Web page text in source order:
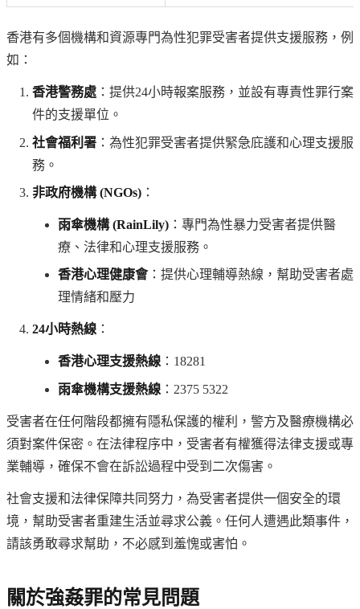
香港有多個機構和資源專門為性犯罪受害者提供支援服務，例
如：
香港警務處 ：提供24小時報案服務，並設有專責性罪行案
件的支援單位。
社會福利署 ：為性犯罪受害者提供緊急庇護和心理支援服
務。
非政府機構 (NGOs) ：
雨傘機構 (RainLily) ：專門為性暴力受害者提供醫
療、法律和心理支援服務。
香港心理健康會：提供心理輔導熱線，幫助受害者處
理情緒和壓力
24小時熱線 ：
香港心理支援熱線 ：18281
雨傘機構支援熱線 ：2375 5322
受害者在任何階段都擁有隱私保護的權利，警方及醫療機構必
須對案件保密。在法律程序中，受害者有權獲得法律支援或專
業輔導，確保不會在訴訟過程中受到二次傷害。
社會支援和法律保障共同努力，為受害者提供一個安全的環
境，幫助受害者重建生活並尋求公義。任何人遭遇此類事件，
請該勇敢尋求幫助，不必感到羞愧或害怕。
關於強姦罪的常見問題